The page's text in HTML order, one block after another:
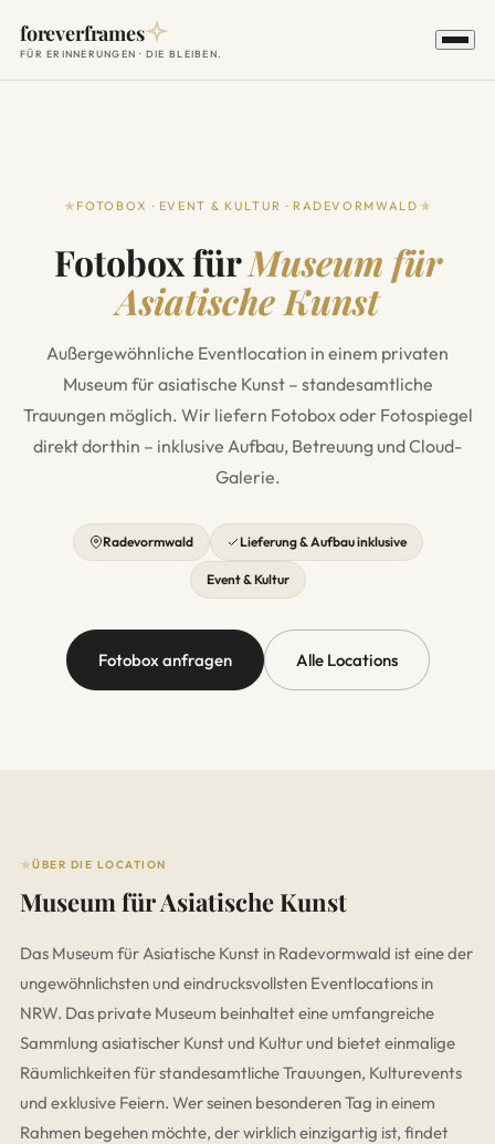
foreverframes
FÜR ERINNERUNGEN · DIE BLEIBEN.
FOTOBOX · EVENT & KULTUR · RADEVORMWALD
Fotobox fürMuseum für
Asiatische Kunst
Außergewöhnliche Eventlocation in einem privaten
Museum für asiatische Kunst – standesamtliche
Trauungen möglich. Wir liefern Fotobox oder Fotospiegel
direkt dorthin – inklusive Aufbau, Betreuung und Cloud-
Galerie.
Radevormwald Lieferung & Aufbau inklusive
Event & Kultur
Fotobox anfragen Alle Locations
ÜBER DIE LOCATION
Museum für Asiatische Kunst
Das Museum für Asiatische Kunst in Radevormwald ist eine der
ungewöhnlichsten und eindrucksvollsten Eventlocations in
NRW. Das private Museum beinhaltet eine umfangreiche
Sammlung asiatischer Kunst und Kultur und bietet einmalige
Räumlichkeiten für standesamtliche Trauungen, Kulturevents
und exklusive Feiern. Wer seinen besonderen Tag in einem
Rahmen begehen möchte, der wirklich einzigartig ist, findet